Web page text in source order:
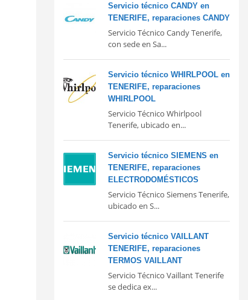
Servicio técnico CANDY en
TENERIFE, reparaciones CANDY
Servicio Técnico Candy Tenerife,
con sede en Sa...
Servicio técnico WHIRLPOOL en
TENERIFE, reparaciones
WHIRLPOOL
Servicio Técnico Whirlpool
Tenerife, ubicado en...
Servicio técnico SIEMENS en
TENERIFE, reparaciones
ELECTRODOMÉSTICOS
Servicio Técnico Siemens Tenerife,
ubicado en S...
Servicio técnico VAILLANT
TENERIFE, reparaciones
TERMOS VAILLANT
Servicio Técnico Vaillant Tenerife
se dedica ex...